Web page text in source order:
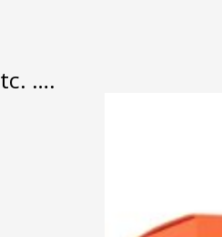
,
….